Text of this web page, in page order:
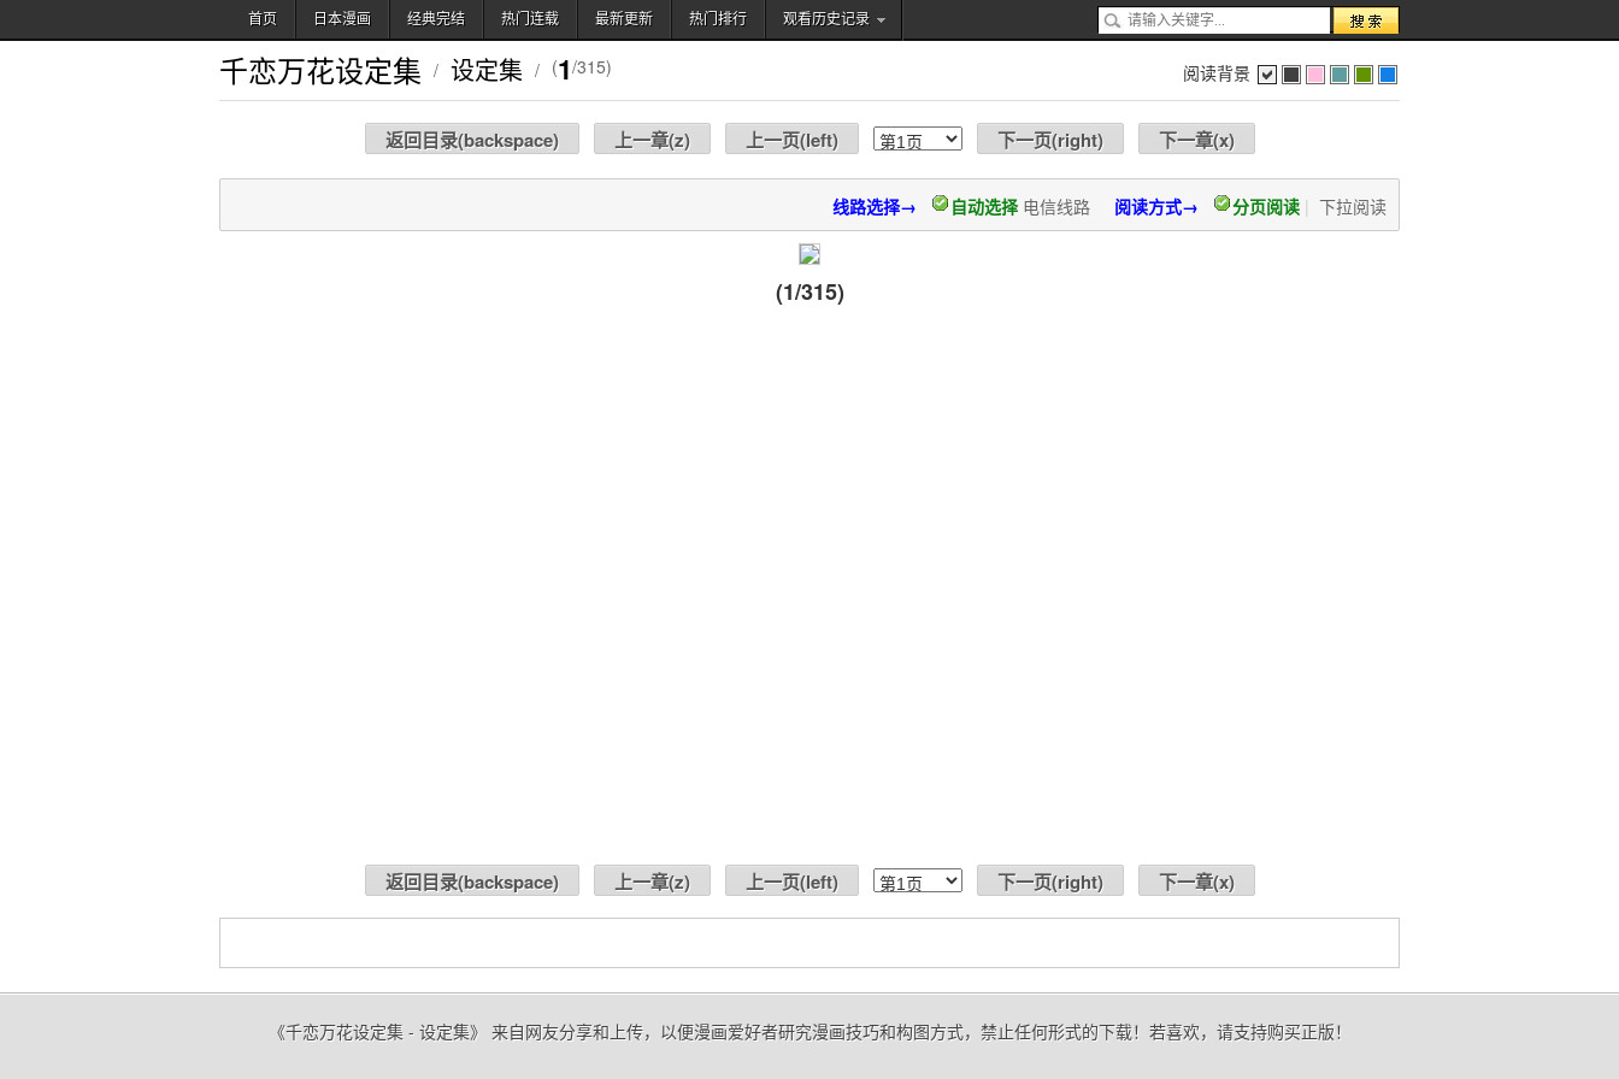
首页 日本漫画 经典完结 热门连载 最新更新 热门排行 观看历史记录
阅读背景
色 灰 红 蓝 绿 蓝
千恋万花设定集 / 设定集 / (1/315)
返回目录(backspace) 上一章(z) 上一页(left) 下一页(right) 下一章(x)
阅读方式→ 分页阅读 | 下拉阅读
线路选择→ 自动选择 电信线路
(1/315)
返回目录(backspace) 上一章(z) 上一页(left) 下一页(right) 下一章(x)
《千恋万花设定集 - 设定集》 来自网友分享和上传，以便漫画爱好者研究漫画技巧和构图方式，禁止任何形式的下载！若喜欢，请支持购买正版！